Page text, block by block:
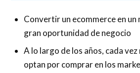
Convertir un ecommerce en un
gran oportunidad de negocio
A lo largo de los años, cada
optan por comprar en los